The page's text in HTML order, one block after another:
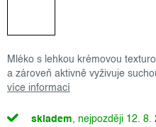
Mléko s lehkou krémovou
a zároveň aktivně vyživuje
více informací
skladem 12. 8.